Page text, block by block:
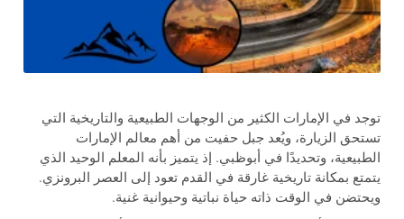
توجد في الإمارات الكثير من الوجهات الطبيعية والتاريخية التي
تستحق الزيارة، ويُعد جبل حفيت من أهم معالم الإمارات
الطبيعية، وتحديدًا في أبوظبي. إذ يتميز بأنه المعلم الوحيد الذي
يتمتع بمكانة تاريخية غارقة في القدم تعود إلى العصر البرونزي.
ويحتضن في الوقت ذاته حياة نباتية وحيوانية غنية.